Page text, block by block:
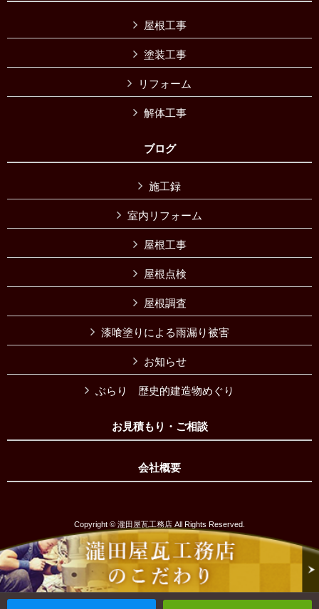
屋根工事
塗装工事
リフォーム
解体工事
ブログ
施工録
室内リフォーム
屋根工事
屋根点検
屋根調査
漆喰塗りによる雨漏り被害
お知らせ
ぶらり 歴史的建造物めぐり
お見積もり・ご相談
会社概要
Copyright © 瀧田屋瓦工務店 All Rights Reserved.